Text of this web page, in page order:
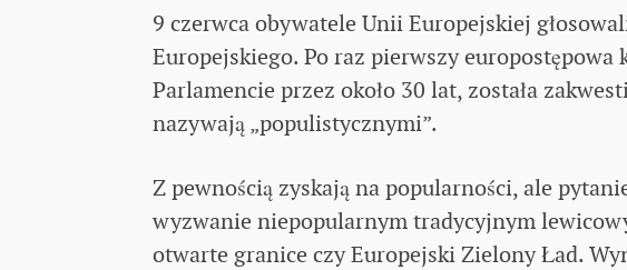
9 czerwca obywatele Unii Europejskiej
Europejskiego. Po raz pierwszy
Parlamencie przez około 30 lat, została
nazywają „populistycznymi”.
Z pewnością zyskają na popularności, ale
wyzwanie niepopularnym tradycyjnym
otwarte granice czy Europejski Zielony Ład.